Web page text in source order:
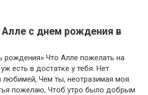
Алле с днем рождения в
рождения» Что Алле пожелать на
есть в достатке у тебя: Нет
любимей, Чем ты, неотразимая моя.
пожелаю, Чтоб утро было добрым